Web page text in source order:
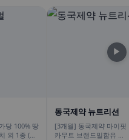
당 100% 땅
외 1종 (땅
동국제약 뉴트리션
[3개월] 동국제약 마이핏
카무트 브랜드밀함유 효
▶